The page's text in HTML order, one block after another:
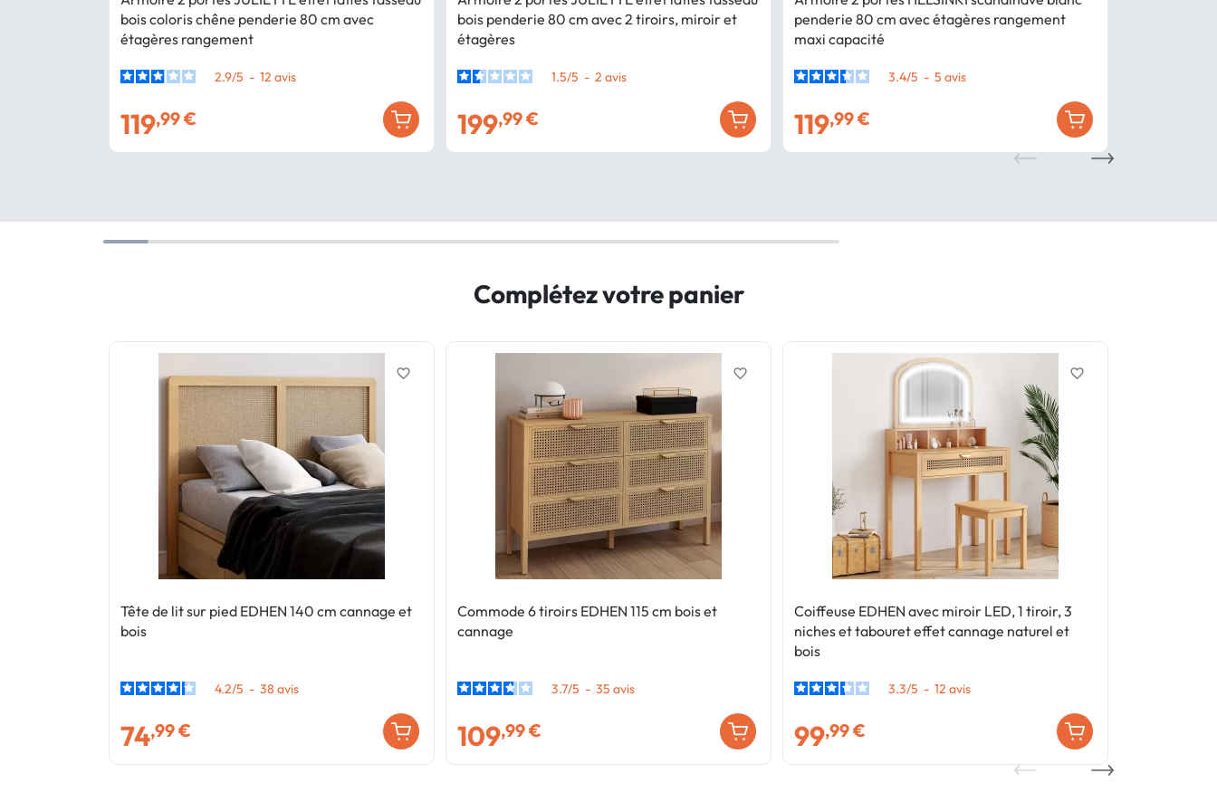
bois coloris chêne penderie 80 cm avec
étagères rangement
2.9/5 - 12 avis
119,99 €
bois penderie 80 cm avec 2 tiroirs, miroir et
étagères
1.5/5 - 2 avis
199,99 €
penderie 80 cm avec étagères rangement
maxi capacité
3.4/5 - 5 avis
119,99 €
Complétez votre panier
Tête de lit sur pied EDHEN 140 cm cannage et
bois
4.2/5 - 38 avis
74,99 €
favorite_border
Commode 6 tiroirs EDHEN 115 cm bois et
cannage
3.7/5 - 35 avis
109,99 €
favorite_border
Coiffeuse EDHEN avec miroir LED, 1 tiroir, 3
niches et tabouret effet cannage naturel et
bois
3.3/5 - 12 avis
99,99 €
favorite_border